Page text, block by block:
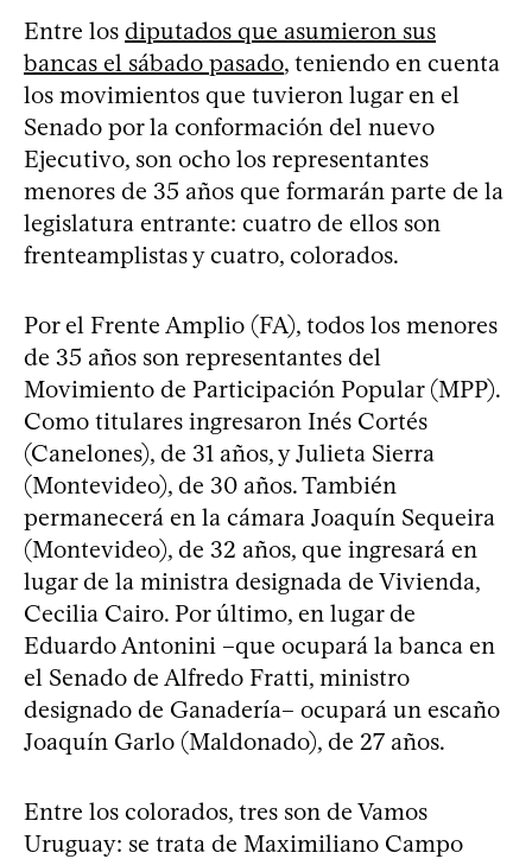
Entre los diputados que asumieron sus
bancas el sábado pasado, teniendo en cuenta
los movimientos que tuvieron lugar en el
Senado por la conformación del nuevo
Ejecutivo, son ocho los representantes
menores de 35 años que formarán parte de la
legislatura entrante: cuatro de ellos son
frenteamplistas y cuatro, colorados.
Por el Frente Amplio (FA), todos los menores
de 35 años son representantes del
Movimiento de Participación Popular (MPP).
Como titulares ingresaron Inés Cortés
(Canelones), de 31 años, y Julieta Sierra
(Montevideo), de 30 años. También
permanecerá en la cámara Joaquín Sequeira
(Montevideo), de 32 años, que ingresará en
lugar de la ministra designada de Vivienda,
Cecilia Cairo. Por último, en lugar de
Eduardo Antonini –que ocupará la banca en
el Senado de Alfredo Fratti, ministro
designado de Ganadería– ocupará un escaño
Joaquín Garlo (Maldonado), de 27 años.
Entre los colorados, tres son de Vamos
Uruguay: se trata de Maximiliano Campo